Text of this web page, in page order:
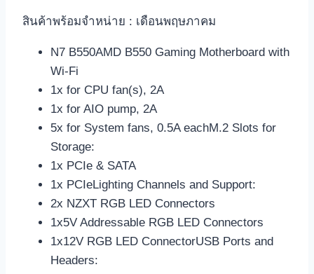
สินค้าพร้อมจำหน่าย : เดือนพฤษภาคม
N7 B550AMD B550 Gaming Motherboard with
Wi-Fi
1x for CPU fan(s), 2A
1x for AIO pump, 2A
5x for System fans, 0.5A eachM.2 Slots for
Storage:
1x PCIe & SATA
1x PCIeLighting Channels and Support:
2x NZXT RGB LED Connectors
1x5V Addressable RGB LED Connectors
1x12V RGB LED ConnectorUSB Ports and
Headers: